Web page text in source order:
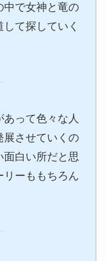
中で女神と竜の
て探していく
って色々な人
展させていくの
白い所だと思
リーももちろん